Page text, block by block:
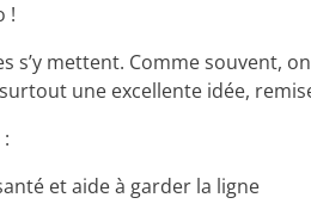
!
s’y mettent. Comme souvent,
une excellente idée,
et aide à garder la ligne